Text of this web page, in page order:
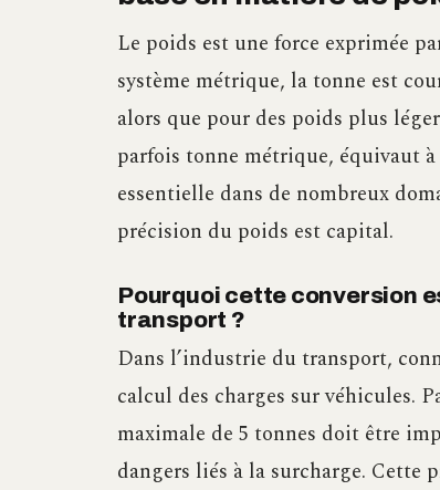
Le poids est une force exprimée
système métrique, la tonne est
alors que pour des poids plus
parfois tonne métrique, équivaut
essentielle dans de nombreux
précision du poids est capital.
Pourquoi cette conversion
transport ?
Dans l’industrie du transport,
calcul des charges sur véhicules.
maximale de 5 tonnes doit être
dangers liés à la surcharge.